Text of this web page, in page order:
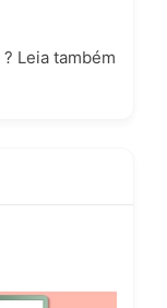
? Leia também